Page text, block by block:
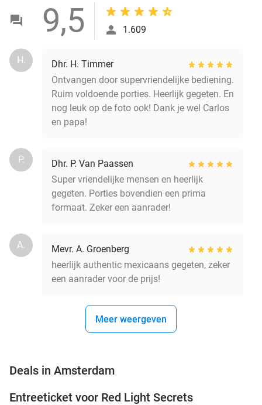
9,5 1.609
H.
Dhr. H. Timmer
Ontvangen door supervriendelijke bediening.
Ruim voldoende porties. Heerlijk gegeten. En
nog leuk op de foto ook! Dank je wel Carlos
en papa!
P.
Dhr. P. Van Paassen
Super vriendelijke mensen en heerlijk
gegeten. Porties bovendien een prima
formaat. Zeker een aanrader!
A.
Mevr. A. Groenberg
heerlijk authentic mexicaans gegeten, zeker
een aanrader voor de prijs!
Meer weergeven
Deals in Amsterdam
Entreeticket voor Red Light Secrets